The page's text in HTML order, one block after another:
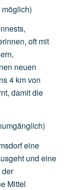
möglich)
oft mit
neuen
4 kmvon
damitdie
eine
und eine
der
Mittel